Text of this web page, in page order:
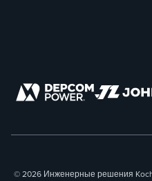
© 2026 Инженерные решения